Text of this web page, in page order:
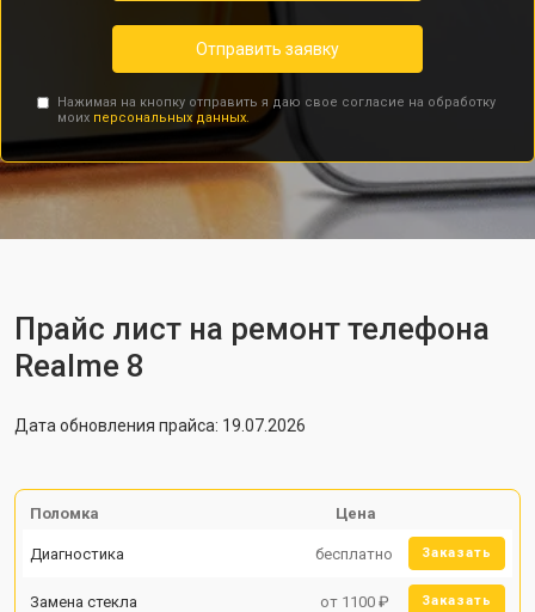
Отправить заявку
Нажимая на кнопку отправить я даю свое согласие на обработку
моих персональных данных.
Прайс лист на ремонт телефона
Realme 8
Дата обновления прайса: 19.07.2026
Поломка Цена
Диагностика бесплатно Заказать
Замена стекла от 1100 ₽ Заказать